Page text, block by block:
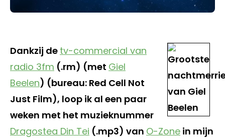
Dankzij de tv-commercial van
radio 3fm (.rm) (met Giel
Beelen) (bureau: Red Cell Not
Just Film), loop ik al een paar
weken met het muzieknummer
Dragostea Din Tei (.mp3) van O-Zone in mijn